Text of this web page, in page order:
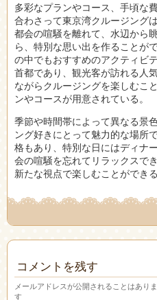
多彩なプランやコース、手頃な
合わさって東京湾クルージング
都会の喧騒を離れて、水辺から
ら、特別な思い出を作ることが
の中でもおすすめのアクティビ
首都であり、観光客が訪れる人
ながらクルージングを楽しむこ
ンやコースが用意されている。
季節や時間帯によって異なる景
ング好きにとって魅力的な場所
格もあり、特別な日にはディナ
会の喧騒を忘れてリラックスで
新たな視点で楽しむことができ
コメントを残す
メールアドレスが公開されることはありま
す